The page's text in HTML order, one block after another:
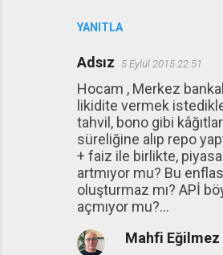
YANITLA
Adsız 5 Eylül 2015 22:51
Hocam , Merkez
likidite vermek
tahvil, bono gibi
süreliğine alıp repo
+ faiz ile birlikte,
artmıyor mu? Bu
oluşturmaz mı? APİ
açmıyor mu?...
Mahfi Eğilmez